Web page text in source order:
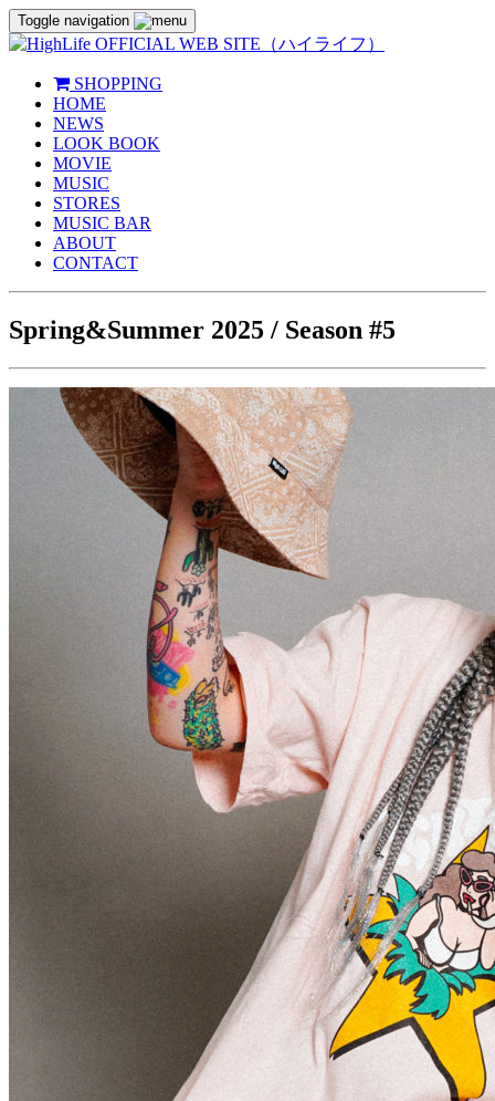
Toggle navigation
SHOPPING
HOME
NEWS
LOOK BOOK
MOVIE
MUSIC
STORES
MUSIC BAR
ABOUT
CONTACT
Spring&Summer 2025 / Season #5